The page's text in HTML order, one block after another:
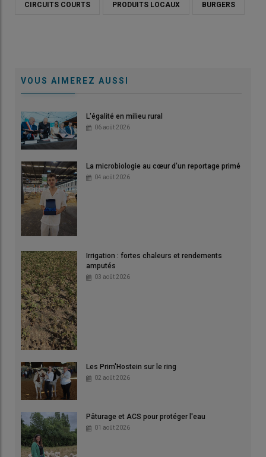
CIRCUITS COURTS PRODUITS LOCAUX BURGERS
VOUS AIMEREZ AUSSI
L'égalité en milieu rural
06 août 2026
La microbiologie au cœur d'un reportage primé
04 août 2026
Irrigation : fortes chaleurs et rendements
amputés
03 août 2026
Les Prim'Hostein sur le ring
02 août 2026
Pâturage et ACS pour protéger l'eau
01 août 2026